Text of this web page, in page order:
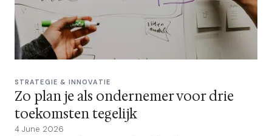
STRATEGIE & INNOVATIE
Zo plan je als ondernemer voor drie
toekomsten tegelijk
4 June 2026